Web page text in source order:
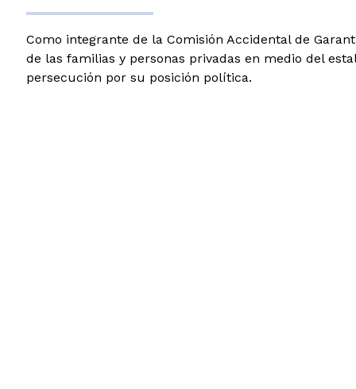
Como integrante de la Comisión Accidental de
de las familias y personas privadas en medio del
persecución por su posición política.